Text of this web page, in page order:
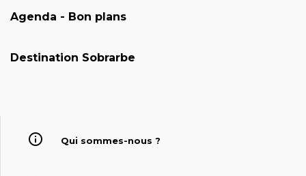
Agenda - Bon plans
Destination Sobrarbe
Qui sommes-nous ?